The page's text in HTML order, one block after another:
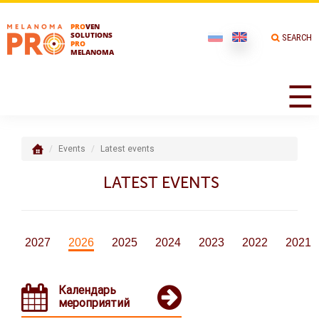
PROVEN
SOLUTIONS
PRO
MELANOMA
☰
SEARCH
Events Latest events
LATEST EVENTS
2027 2026 2025 2024 2023 2022 2021
Календарь
мероприятий